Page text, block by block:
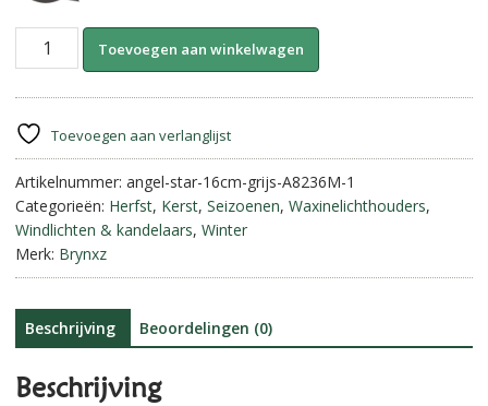
Tealightcup
Angel
Majestic
Vintage.
16
cm
||
Brynxz.
aantal
Toevoegen aan winkelwagen
n
a
t
e
Toevoegen aan verlanglijst
Artikelnummer: angel-star-16cm-grijs-A8236M-1
Categorieën: Herfst, Kerst, Seizoenen, Waxinelichthouders,
Windlichten & kandelaars, Winter
Merk: Brynxz
Beschrijving Beoordelingen (0)
Beschrijving